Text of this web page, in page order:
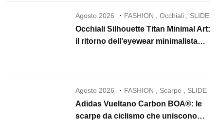
Agosto 2026 FASHION ,Occhiali SLIDE
Occhiali Silhouette Titan Minimal Art:
il ritorno dell’eyewear minimalista
Agosto 2026 FASHION , Scarpe , SLIDE
Adidas Vueltano Carbon BOA®: le
scarpe da ciclismo che uniscono